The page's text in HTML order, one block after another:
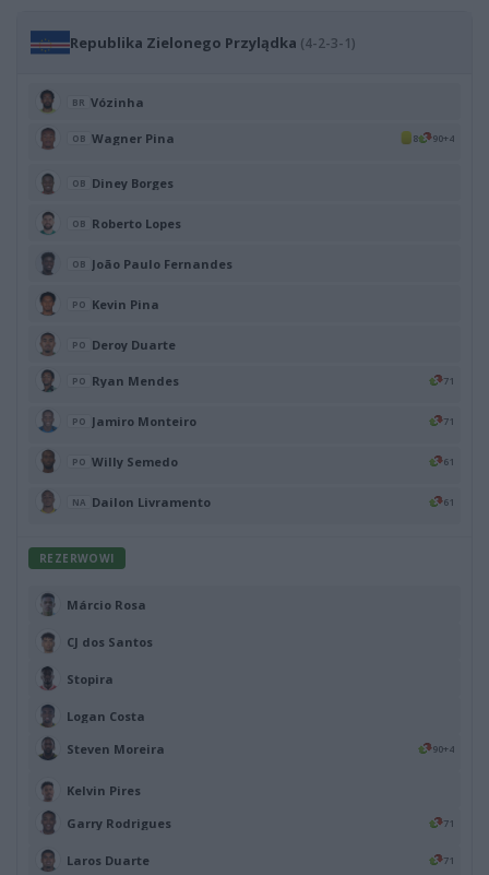
Republika Zielonego Przylądka (4-2-3-1)
BR Vózinha
OB Wagner Pina 8 90+4
OB Diney Borges
OB Roberto Lopes
OB João Paulo Fernandes
PO Kevin Pina
PO Deroy Duarte
PO Ryan Mendes 71
PO Jamiro Monteiro 71
PO Willy Semedo 61
NA Dailon Livramento 61
REZERWOWI
Márcio Rosa
CJ dos Santos
Stopira
Logan Costa
Steven Moreira 90+4
Kelvin Pires
Garry Rodrigues 71
Laros Duarte 71